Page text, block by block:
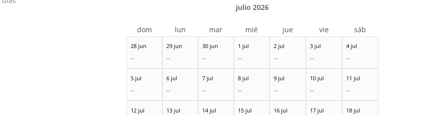
28 jun
--
29 jun
--
30 jun
--
1 jul
--
2 jul
--
3 jul
--
4 jul
--
5 jul
--
6 jul
--
7 jul
--
8 jul
--
9 jul
--
10 jul
--
11 jul
--
12 jul 13 jul 14 jul 15 jul 16 jul 17 jul 18 jul
julio 2026
dom lun mar mié jue vie sáb